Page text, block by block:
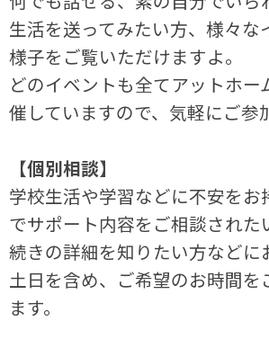
生活を送ってみたい方、様々な
様子をご覧いただけますよ。
どのイベントも全てアットホー
催していますので、気軽にご参
【個別相談】
学校生活や学習などに不安をお
でサポート内容をご相談された
続きの詳細を知りたい方などに
土日を含め、ご希望のお時間を
ます。